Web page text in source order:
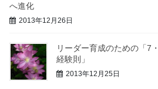
へ進化
2013年12月26日
リーダー育成のための「7
経験則」
2013年12月25日